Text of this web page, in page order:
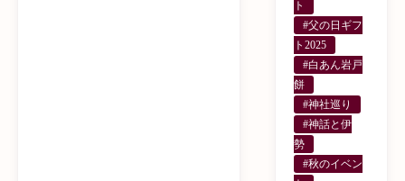
ト
#父の日ギフ
ト2025
#白あん岩戸
餅
#神社巡り
#神話と伊
勢
#秋のイベン